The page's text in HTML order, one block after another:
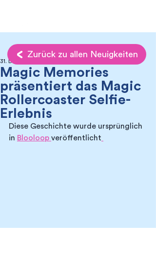
Magic Memories
präsentiert das Magic
Rollercoaster Selfie-
Erlebnis
31. Dez. 2021
Diese Geschichte wurde ursprünglich
in Blooloop veröffentlicht
Zurück zu allen Neuigkeiten